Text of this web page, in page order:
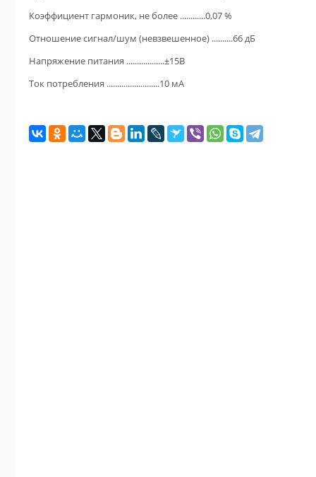
Коэффициент гармоник, не более ............0,07 %
Отношение сигнал/шум (невзвешенное) ..........66 дБ
Напряжение питания ..................±15В
Ток потребления .........................10 мА